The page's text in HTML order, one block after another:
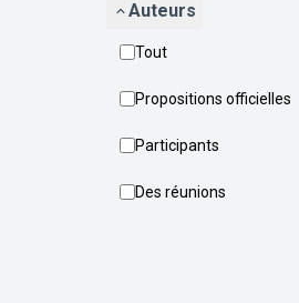
Auteurs
Tout
Propositions officielles
Participants
Des réunions